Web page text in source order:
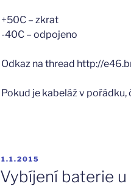
+50C – zkrat
-40C – odpojeno
Odkaz na thread http://
Pokud je kabeláž v
PUBLIKOVÁNO
1.1.2015
Vybíjení baterie